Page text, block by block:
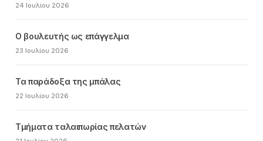
24 Ιουλίου 2026
Ο βουλευτής ως επάγγελμα
23 Ιουλίου 2026
Τα παράδοξα της μπάλας
22 Ιουλίου 2026
Τμήματα ταλαιπωρίας πελατών